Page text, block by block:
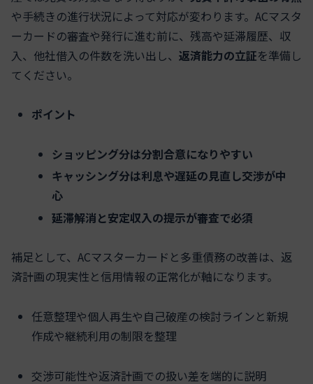
や手続きの進行状況によって対応が変わります。ACマスタ
ーカードの審査や発行に進む前に、残高や延滞履歴、収
入、他社借入の件数を洗い出し、 返済能力の立証を準備し
てください。
ポイント
ショッピング分は分割合意になりやすい
キャッシング分は利息や遅延の見直し交渉が中
心
延滞解消と安定収入の提示が審査で必須
補足として、ACマスターカードと多重債務の改善は、返
済計画の現実性と信用情報の正常化が軸になります。
任意整理や個人再生や自己破産の検討ラインと新規
作成や継続利用の制限を整理
交渉可能性や返済計画での扱い差を端的に説明